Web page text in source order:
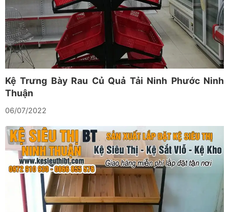
Kệ Trưng Bày Rau Củ Quả Tải Ninh Phước Ninh
Thuận
06/07/2022